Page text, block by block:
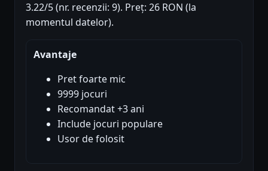
3.22/5 (nr. recenzii: 9). Preț: 26 RON (la
momentul datelor).
Avantaje
Pret foarte mic
9999 jocuri
Recomandat +3 ani
Include jocuri populare
Usor de folosit